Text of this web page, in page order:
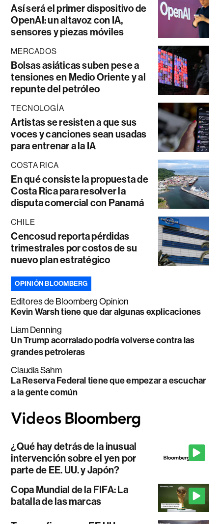
Así será el primer dispositivo de
OpenAI: un altavoz con IA,
sensores y piezas móviles
MERCADOS
Bolsas asiáticas suben pese a
tensiones en Medio Oriente y al
repunte del petróleo
TECNOLOGÍA
Artistas se resisten a que sus
voces y canciones sean usadas
para entrenar a la IA
COSTA RICA
En qué consiste la propuesta de
Costa Rica para resolver la
disputa comercial con Panamá
CHILE
Cencosud reporta pérdidas
trimestrales por costos de su
nuevo plan estratégico
OPINIÓN BLOOMBERG
Editores de Bloomberg Opinion
Kevin Warsh tiene que dar algunas explicaciones
Liam Denning
Un Trump acorralado podría volverse contra las
grandes petroleras
Claudia Sahm
La Reserva Federal tiene que empezar a escuchar
a la gente común
¿Qué hay detrás de la inusual
intervención sobre el yen por
parte de EE. UU. y Japón?
Copa Mundial de la FIFA: La
batalla de las marcas